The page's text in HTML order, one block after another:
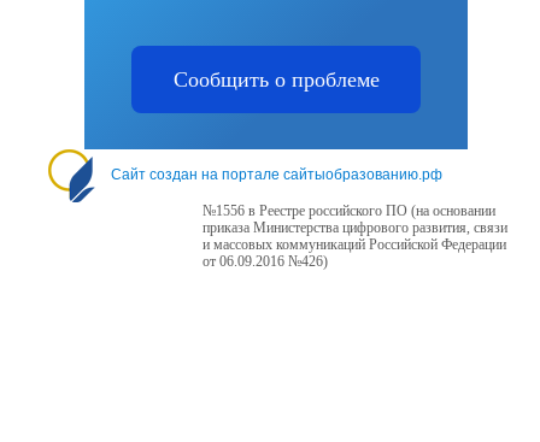
Сообщить о проблеме
Сайт создан на портале сайтыобразованию.рф
№1556 в Реестре российского ПО (на основании
приказа Министерства цифрового развития, связи
и массовых коммуникаций Российской Федерации
от 06.09.2016 №426)